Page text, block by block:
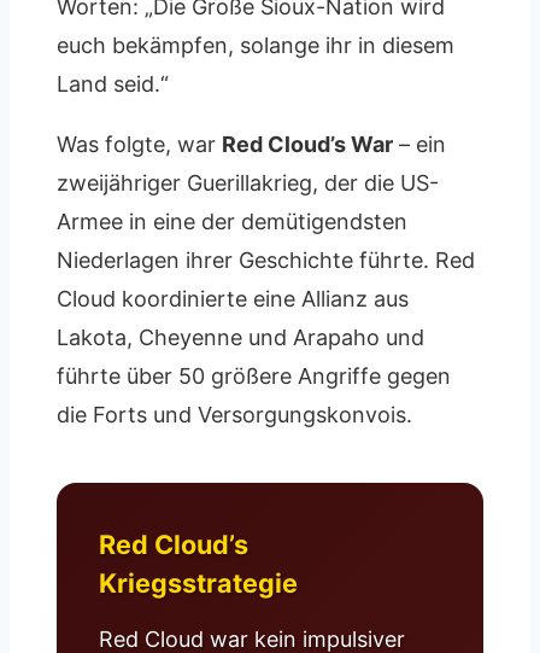
Worten: „Die Große Sioux-Nation wird
euch bekämpfen, solange ihr in diesem
Land seid.“
Was folgte, war Red Cloud’s War – ein
zweijähriger Guerillakrieg, der die US-
Armee in eine der demütigendsten
Niederlagen ihrer Geschichte führte. Red
Cloud koordinierte eine Allianz aus
Lakota, Cheyenne und Arapaho und
führte über 50 größere Angriffe gegen
die Forts und Versorgungskonvois.
Red Cloud’s
Kriegsstrategie
Red Cloud war kein impulsiver